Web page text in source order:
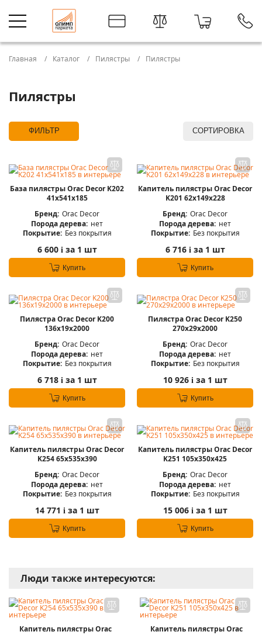
Главная Каталог Пилястры Пилястры
Пилястры
ФИЛЬТР СОРТИРОВКА
База пилястры Orac Decor K202
41x541x185
Бренд: Orac Decor
Порода дерева: нет
Покрытие: Без покрытия
6 600 iза 1 шт
Купить
Капитель пилястры Orac Decor
K201 62x149x228
Бренд: Orac Decor
Порода дерева: нет
Покрытие: Без покрытия
6 716 iза 1 шт
Купить
Пилястра Orac Decor K200
136x19x2000
Бренд: Orac Decor
Порода дерева: нет
Покрытие: Без покрытия
6 718 iза 1 шт
Купить
Пилястра Orac Decor K250
270x29x2000
Бренд: Orac Decor
Порода дерева: нет
Покрытие: Без покрытия
10 926 iза 1 шт
Купить
Капитель пилястры Orac Decor
K254 65x535x390
Бренд: Orac Decor
Порода дерева: нет
Покрытие: Без покрытия
14 771 iза 1 шт
Купить
Капитель пилястры Orac Decor
K251 105x350x425
Бренд: Orac Decor
Порода дерева: нет
Покрытие: Без покрытия
15 006 iза 1 шт
Купить
Люди также интересуются:
Капитель пилястры Orac
Капитель пилястры Orac